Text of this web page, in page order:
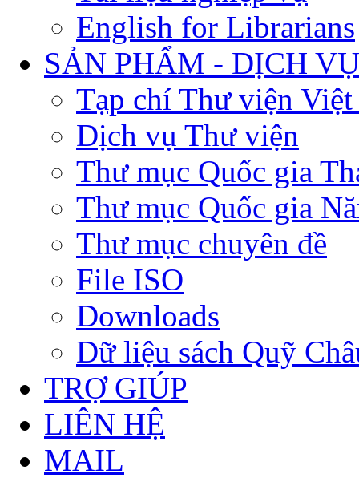
English for Librarians
SẢN PHẨM - DỊCH VỤ
Tạp chí Thư viện Việt
Dịch vụ Thư viện
Thư mục Quốc gia
Thư mục Quốc gia
Thư mục chuyên đề
File ISO
Downloads
Dữ liệu sách Quỹ
TRỢ GIÚP
LIÊN HỆ
MAIL